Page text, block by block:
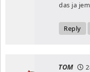
das ja
Reply
TOM